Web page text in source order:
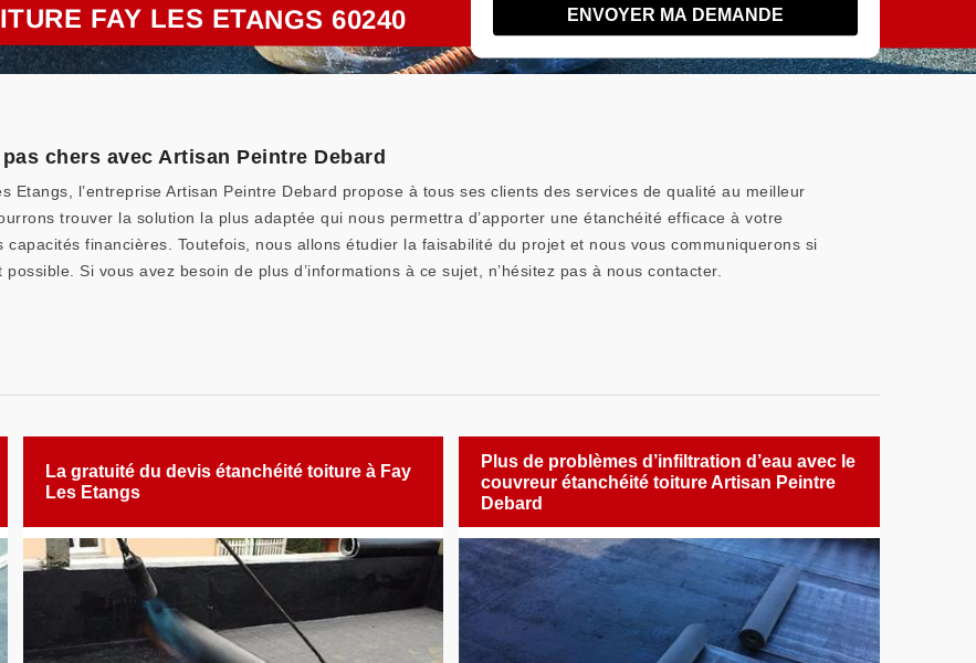
FAY LES ETANGS 60240
chers avec Artisan Peintre Debard
Etangs, l’entreprise Artisan Peintre Debard propose à tous ses clients des services de qualité au meilleur
trouver la solution la plus adaptée qui nous permettra d’apporter une étanchéité efficace à votre
financières. Toutefois, nous allons étudier la faisabilité du projet et nous vous communiquerons si
Si vous avez besoin de plus d’informations à ce sujet, n’hésitez pas à nous contacter.
La gratuité du devis étanchéité toiture à Fay
Les Etangs
Plus de problèmes d’infiltration d’eau avec le
couvreur étanchéité toiture Artisan Peintre
Debard